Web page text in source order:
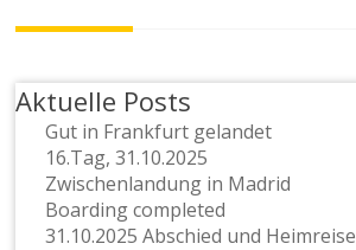
Aktuelle Posts
Gut in Frankfurt gelandet
16.Tag, 31.10.2025
Zwischenlandung in Madrid
Boarding completed
31.10.2025 Abschied und Heimreise